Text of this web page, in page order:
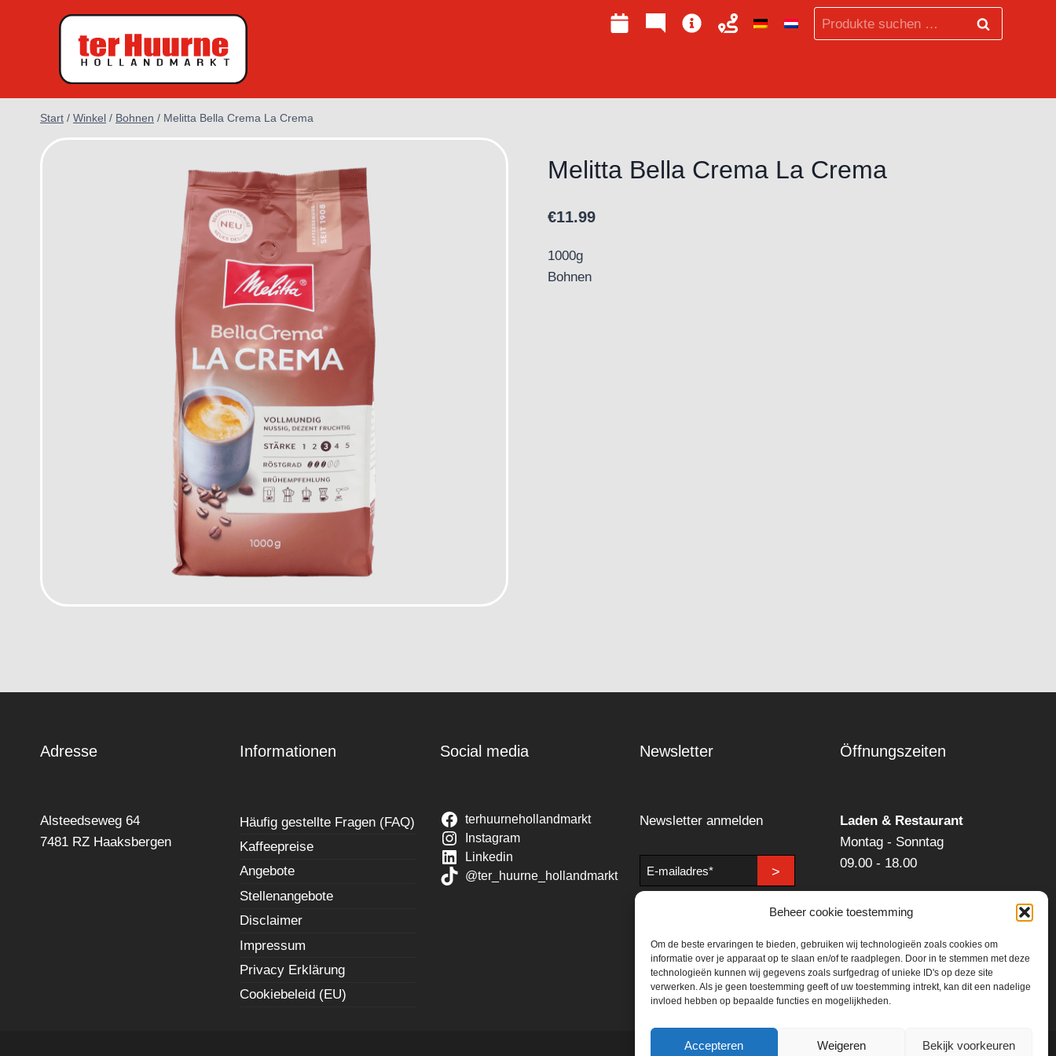
Beheer cookie toestemming
Om de beste ervaringen te bieden, gebruiken wij technologieën zoals cookies om
informatie over je apparaat op te slaan en/of te raadplegen. Door in te stemmen met deze
technologieën kunnen wij gegevens zoals surfgedrag of unieke ID's op deze site
verwerken. Als je geen toestemming geeft of uw toestemming intrekt, kan dit een nadelige
invloed hebben op bepaalde functies en mogelijkheden.
Accepteren Weigeren Bekijk voorkeuren
Suchen
nach:
Suchen
Start / Winkel / Bohnen / Melitta Bella Crema La Crema
Melitta Bella Crema La Crema
€11.99
1000g
Bohnen
Adresse
Alsteedseweg 64
7481 RZ Haaksbergen
Informationen
Häufig gestellte Fragen (FAQ)
Kaffeepreise
Angebote
Stellenangebote
Disclaimer
Impressum
Privacy Erklärung
Cookiebeleid (EU)
Social media
terhuurnehollandmarkt
Instagram
Linkedin
@ter_huurne_hollandmarkt
Newsletter
Newsletter anmelden
E-
mailadres
>
Öffnungszeiten
Laden & Restaurant
Montag - Sonntag
09.00 - 18.00
Getränkemarkt:
09.00 - 18.00